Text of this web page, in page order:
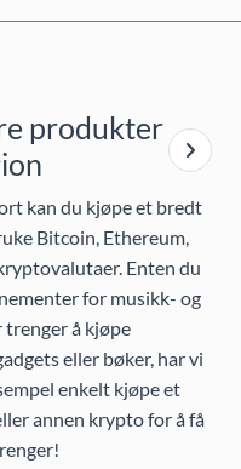
produkter
kan du kjøpe et bredt
Bitcoin, Ethereum,
Enten du
for musikk- og
å kjøpe
eller bøker, har vi
enkelt kjøpe et
annen krypto for å få